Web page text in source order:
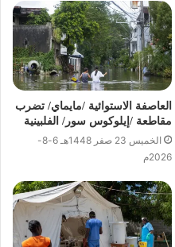
العاصفة الاستوائية /مايماي/ تضرب
مقاطعة /إيلوكوس سور/ الفلبينية
الخميس 23 صفر 1448هـ 6-8-
2026م